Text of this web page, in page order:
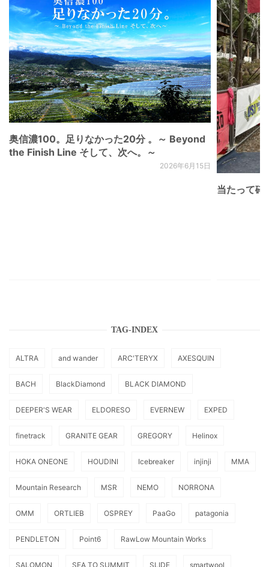
奥信濃100。足りなかった20分 。～ Beyond
the Finish Line そして、次へ。～
2026年6月15日
当たって砕
TAG-INDEX
ALTRA and wander ARC'TERYX AXESQUIN
BACH BlackDiamond BLACK DIAMOND
DEEPER'S WEAR ELDORESO EVERNEW EXPED
finetrack GRANITE GEAR GREGORY Helinox
HOKA ONEONE HOUDINI Icebreaker injinji MMA
Mountain Research MSR NEMO NORRONA
OMM ORTLIEB OSPREY PaaGo patagonia
PENDLETON Point6 RawLow Mountain Works
SALOMON SEA TO SUMMIT SLIDE smartwool